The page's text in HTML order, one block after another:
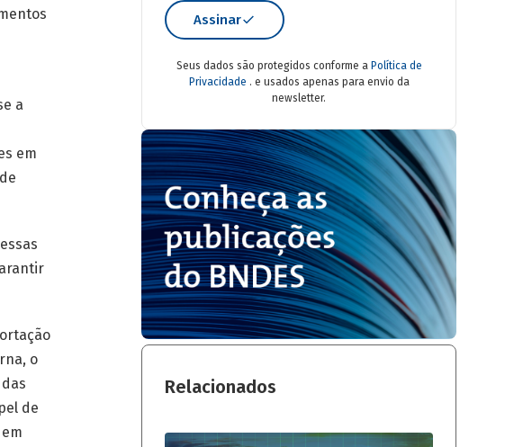
a
em
o
de
Assinar
Seus dados são protegidos conforme a Política de
Privacidade . e usados apenas para envio da
newsletter.
Relacionados